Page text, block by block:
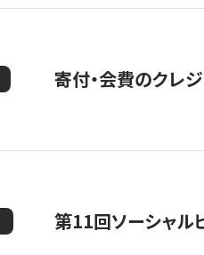
寄付・会費のクレ
第11回ソーシャル